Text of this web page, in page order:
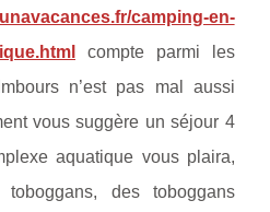
camping-en-
compte parmi les
n’est pas mal aussi
vous suggère un séjour 4
aquatique vous plaira,
des toboggans